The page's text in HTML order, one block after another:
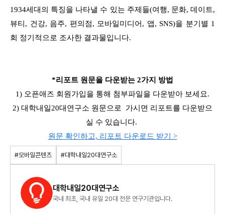
1934세대의 특징을 나타낼 수 있는 주제들(여행, 문화, 데이트,
뷰티, 건강, 음주, 편의점, 모바일미디어, 앱, SNS)을 분기별 1
회 정기적으로 조사한 결과물입니다.
*리포트 원문을 다운받는 2가지 방법
1) 오픈애즈 회원가입을 통해 첨부파일을 다운받아 보세요.
2) 대학내일20대연구소 원문으로 가시면 리포트를 다운받으
실 수 있습니다.
원문 확인하고, 리포트 다운로드 받기 >
#모바일콘텐츠 #대학내일20대연구소
대학내일20대연구소
국내 최초, 국내 유일 20대 전문 연구기관입니다.